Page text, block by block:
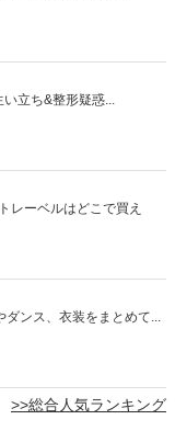
立ち&整形疑惑...
レーベルはどこで買え
ダンス、衣装をまとめて...
>>総合人気ランキング